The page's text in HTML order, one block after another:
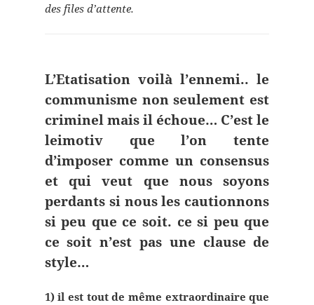
des files d’attente.
L’Etatisation voilà l’ennemi.. le
communisme non seulement est
criminel mais il échoue… C’est le
leimotiv que l’on tente
d’imposer comme un consensus
et qui veut que nous soyons
perdants si nous les cautionnons
si peu que ce soit. ce si peu que
ce soit n’est pas une clause de
style…
1) il est tout de même extraordinaire que